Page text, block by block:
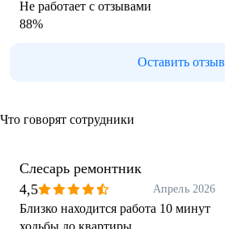
Не работает с отзывами
88%
Оставить отзыв
Что говорят сотрудники
Слесарь ремонтник
4,5
Апрель 2026
Близко находится работа 10 минут
ходьбы до квартиры